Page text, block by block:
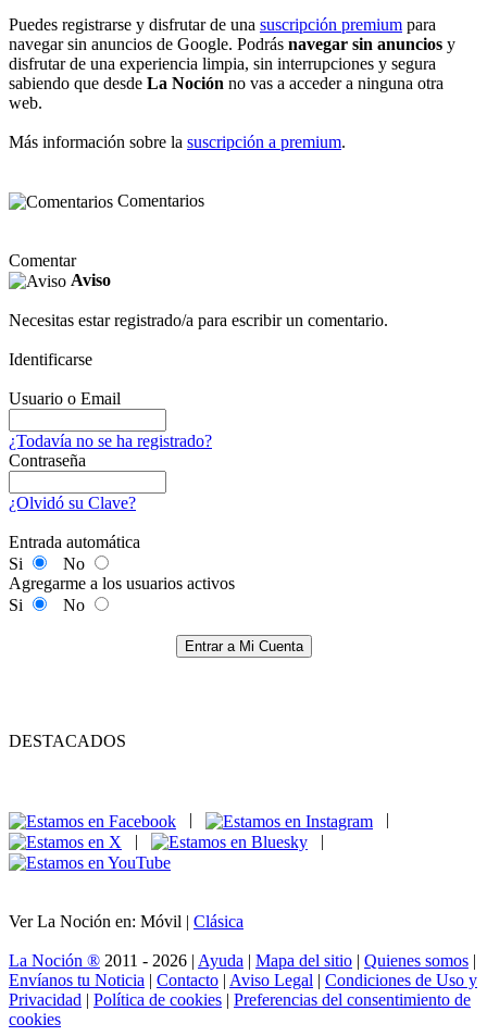
Puedes registrarse y disfrutar de una suscripción premium para
navegar sin anuncios de Google. Podrás navegar sin anuncios y
disfrutar de una experiencia limpia, sin interrupciones y segura
sabiendo que desde La Noción no vas a acceder a ninguna otra
web.
Más información sobre la suscripción a premium.
Comentarios
Comentar
Aviso
Necesitas estar registrado/a para escribir un comentario.
Identificarse
Usuario o Email
¿Todavía no se ha registrado?
Contraseña
¿Olvidó su Clave?
Entrada automática
Si
No
Agregarme a los usuarios activos
Si
No
Entrar a Mi Cuenta
DESTACADOS
|
|
Ver La Noción en: Móvil | Clásica
La Noción ® 2011 - 2026 | Ayuda | Mapa del sitio | Quienes somos |
Envíanos tu Noticia | Contacto | Aviso Legal | Condiciones de Uso y
Privacidad | Política de cookies | Preferencias del consentimiento de
cookies